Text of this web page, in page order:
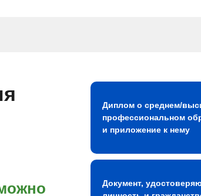
Диплом о среднем/
профессиональном
и приложение к нему
Документ,